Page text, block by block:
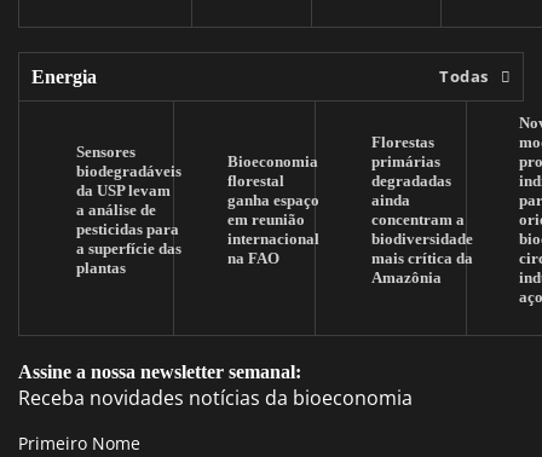
Energia Todas
Sensores
biodegradáveis
da USP levam
a análise de
pesticidas para
a superfície das
plantas
Bioeconomia
florestal
ganha espaço
em reunião
internacional
na FAO
Florestas
primárias
degradadas
ainda
concentram a
biodiversidade
mais crítica da
Amazônia
Assine a nossa newsletter semanal:
Receba novidades notícias da bioeconomia
Primeiro Nome